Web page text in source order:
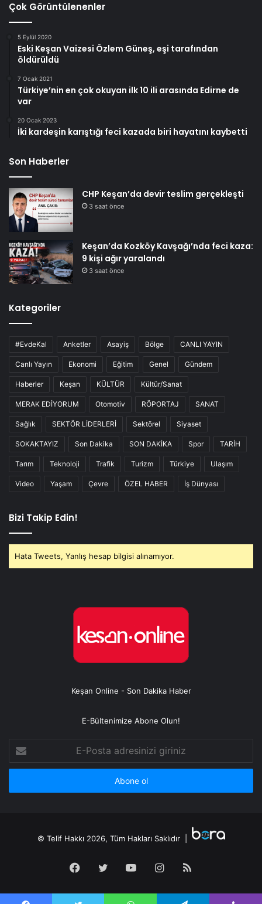
Çok Görüntülenenler
5 Eylül 2020
Eski Keşan Vaizesi Özlem Güneş, eşi tarafından
öldürüldü
7 Ocak 2021
Türkiye’nin en çok okuyan ilk 10 ili arasında Edirne de
var
20 Ocak 2023
İki kardeşin karıştığı feci kazada biri hayatını kaybetti
Son Haberler
CHP Keşan’da devir teslim gerçekleşti
3 saat önce
Keşan’da Kozköy Kavşağı’nda feci kaza:
9 kişi ağır yaralandı
3 saat önce
Kategoriler
#EvdeKal Anketler Asayiş Bölge CANLI YAYIN
Canlı Yayın Ekonomi Eğitim Genel Gündem
Haberler Keşan KÜLTÜR Kültür/Sanat
MERAK EDİYORUM Otomotiv RÖPORTAJ SANAT
Sağlık SEKTÖR LİDERLERİ Sektörel Siyaset
SOKAKTAYIZ Son Dakika SON DAKİKA Spor TARİH
Tarım Teknoloji Trafik Turizm Türkiye Ulaşım
Video Yaşam Çevre ÖZEL HABER İş Dünyası
Bizi Takip Edin!
Hata Tweets, Yanlış hesap bilgisi alınamıyor.
Keşan Online - Son Dakika Haber
E-Bültenimize Abone Olun!
Posta
adresinizi
© Telif Hakkı 2026, Tüm Hakları Saklıdır |
Facebook
TwitterYouTubeInstagram
RSS